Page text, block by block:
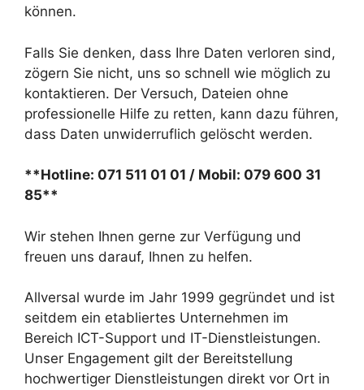
können.
Falls Sie denken, dass Ihre Daten verloren sind,
zögern Sie nicht, uns so schnell wie möglich zu
kontaktieren. Der Versuch, Dateien ohne
professionelle Hilfe zu retten, kann dazu führen,
dass Daten unwiderruflich gelöscht werden.
**Hotline: 071 511 01 01 / Mobil: 079 600 31
85**
Wir stehen Ihnen gerne zur Verfügung und
freuen uns darauf, Ihnen zu helfen.
Allversal wurde im Jahr 1999 gegründet und ist
seitdem ein etabliertes Unternehmen im
Bereich ICT-Support und IT-Dienstleistungen.
Unser Engagement gilt der Bereitstellung
hochwertiger Dienstleistungen direkt vor Ort in